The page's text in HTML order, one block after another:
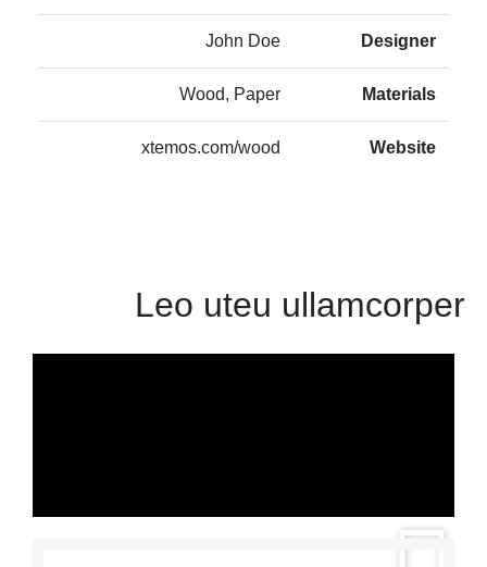
Designer
John Doe
Materials
Wood, Paper
Website
xtemos.com/wood
Leo uteu ullamcorper